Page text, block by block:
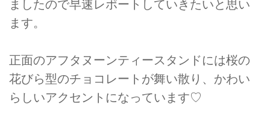
ましたので早速レポートしていきたいと思い
ます。
正面のアフタヌーンティースタンドには桜の
花びら型のチョコレートが舞い散り、かわい
らしいアクセントになっています♡